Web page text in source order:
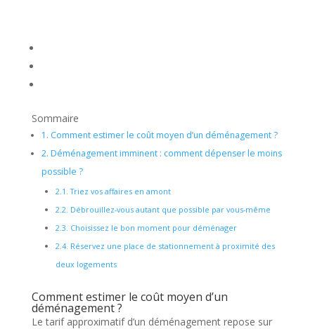
Sommaire
1. Comment estimer le coût moyen d’un déménagement ?
2. Déménagement imminent : comment dépenser le moins
possible ?
2.1. Triez vos affaires en amont
2.2. Débrouillez-vous autant que possible par vous-même
2.3. Choisissez le bon moment pour déménager
2.4. Réservez une place de stationnement à proximité des
deux logements
Comment estimer le coût moyen d’un
déménagement ?
Le tarif approximatif d’un déménagement repose sur